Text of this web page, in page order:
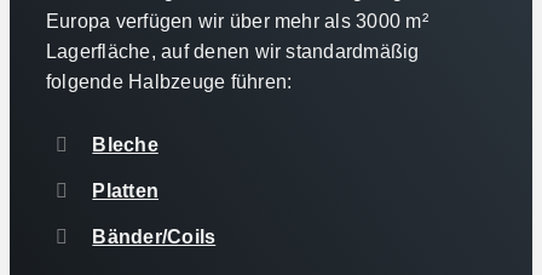
Europa verfügen wir über mehr als 3000 m²
Lagerfläche, auf denen wir standardmäßig
folgende Halbzeuge führen:
Bleche
Platten
Bänder/Coils